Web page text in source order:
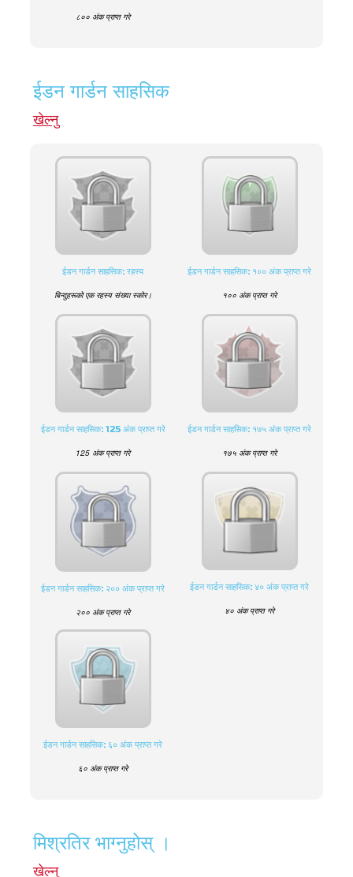
८०० अंक प्राप्त गरे
ईडन गार्डन साहसिक
खेल्नु
ईडन गार्डन साहसिक: रहस्य
बिन्दुहरूको एक रहस्य संख्या स्कोर।
ईडन गार्डन साहसिक: १०० अंक प्राप्त गरे
१०० अंक प्राप्त गरे
ईडन गार्डन साहसिक: 125 अंक प्राप्त गरे
125 अंक प्राप्त गरे
ईडन गार्डन साहसिक: १७५ अंक प्राप्त गरे
१७५ अंक प्राप्त गरे
ईडन गार्डन साहसिक: २०० अंक प्राप्त गरे
२०० अंक प्राप्त गरे
ईडन गार्डन साहसिक: ४० अंक प्राप्त गरे
४० अंक प्राप्त गरे
ईडन गार्डन साहसिक: ६० अंक प्राप्त गरे
६० अंक प्राप्त गरे
मिश्रतिर भाग्नुहोस् ।
खेल्नु